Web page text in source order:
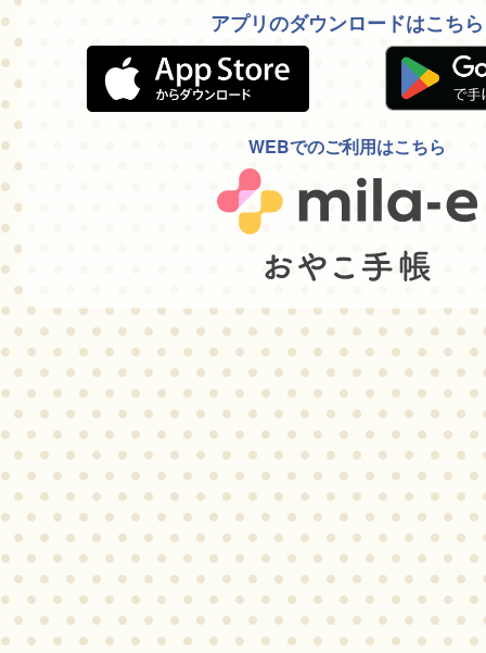
アプリのダウンロードはこちら
WEBでのご利用はこちら